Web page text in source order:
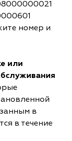
номер и
или
в
в течение